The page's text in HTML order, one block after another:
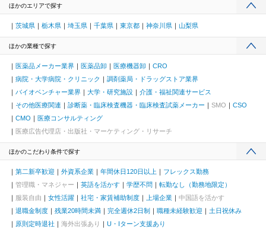
ほかのエリアで探す
茨城県 栃木県 埼玉県 千葉県 東京都 神奈川県 山梨県
ほかの業種で探す
医薬品メーカー業界 医薬品卸 医療機器卸
CRO
病院・大学病院・クリニック
調剤薬局・ドラッグストア業界
バイオベンチャー業界
大学・研究施設
介護・福祉関連サービス
その他医療関連
診断薬・臨床検査機器・臨床検査試薬メーカー SMO
CSO
CMO
医療コンサルティング
医療広告代理店・出版社・マーケティング・リサーチ
ほかのこだわり条件で探す
第二新卒歓迎 外資系企業 年間休日120日以上
フレックス勤務
管理職・マネジャー
英語を活かす 学歴不問
転勤なし（勤務地限定）
服装自由
女性活躍 社宅・家賃補助制度 上場企業
中国語を活かす
退職金制度
残業20時間未満 完全週休2日制 職種未経験歓迎
土日祝休み
原則定時退社
海外出張あり U・Iターン支援あり